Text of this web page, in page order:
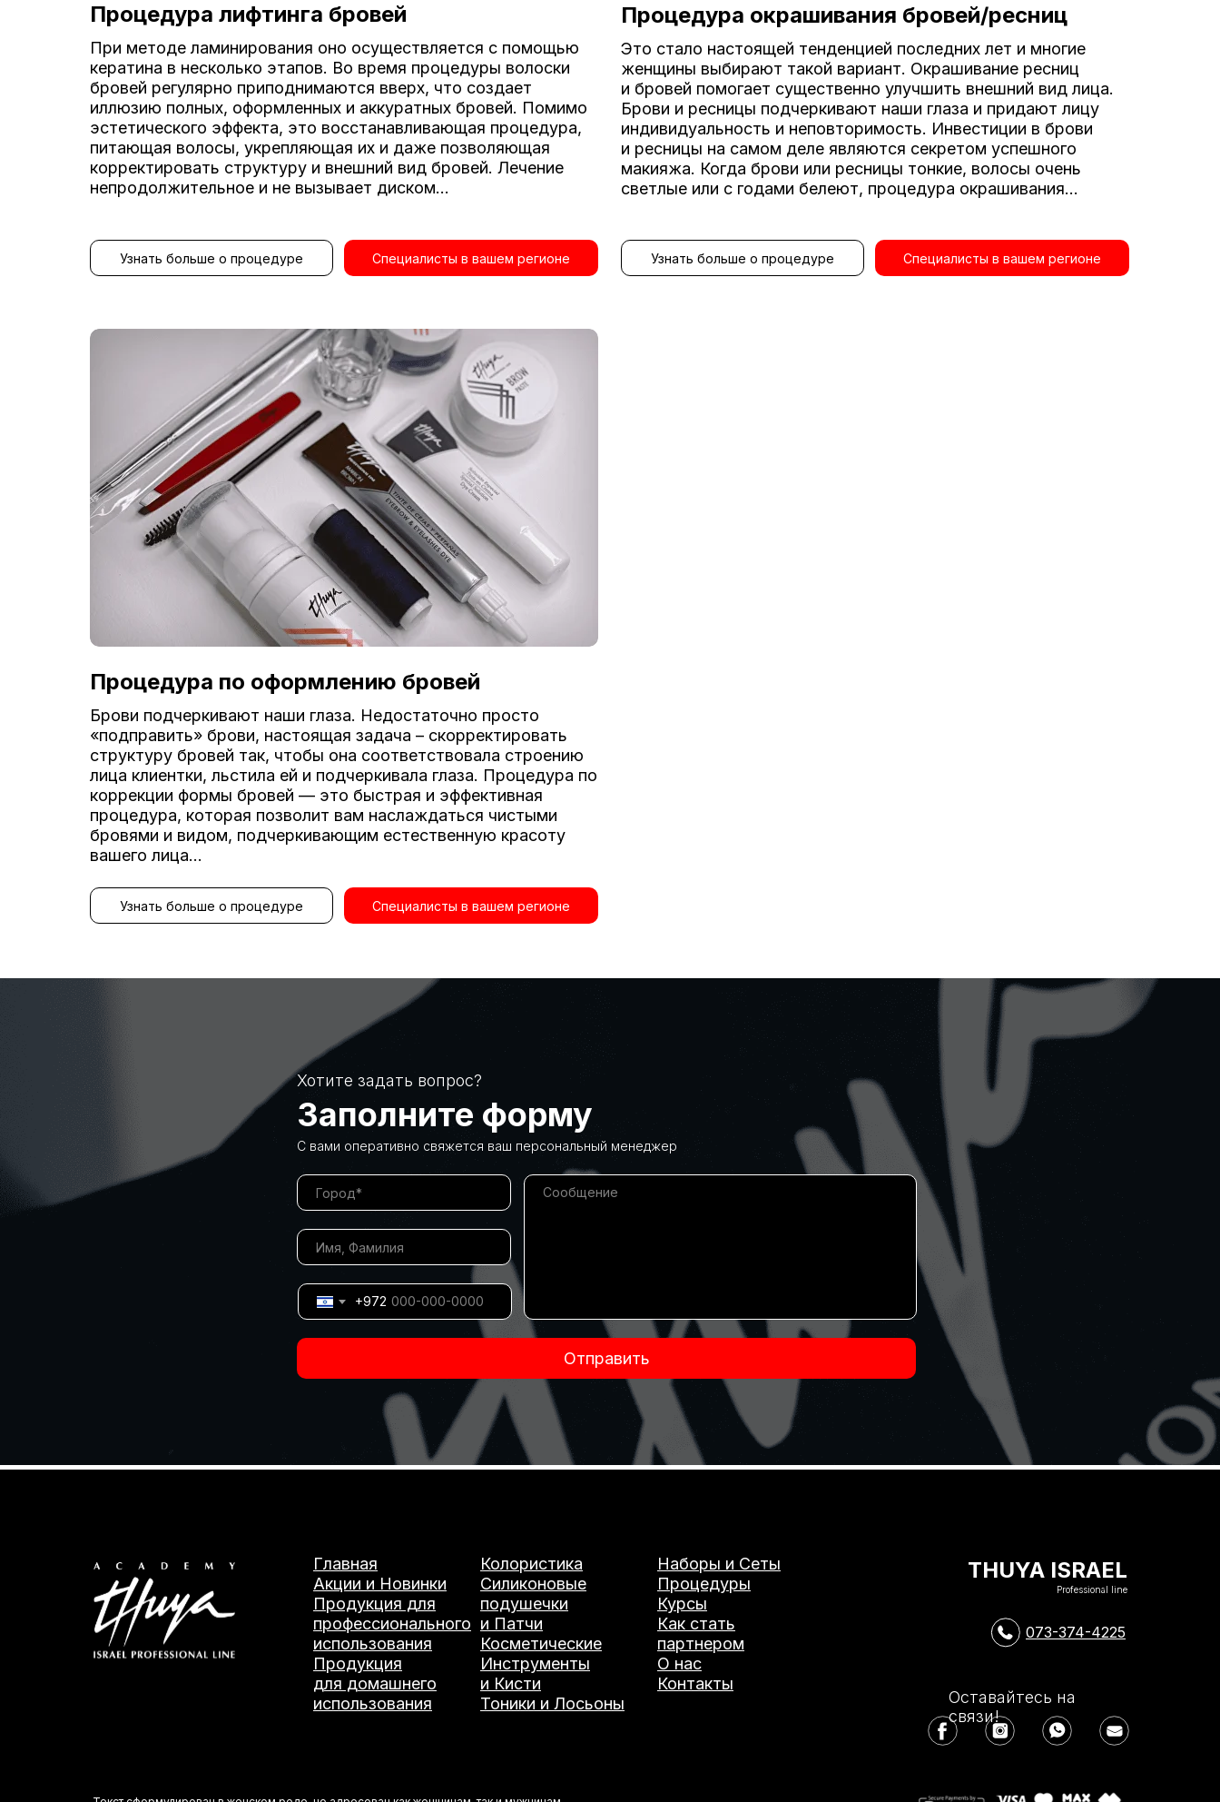
Узнать больше о процедуре Специалисты в вашем регионе
Это стало настоящей тенденцией последних лет и многие
женщины выбирают такой вариант. Окрашивание ресниц
и бровей помогает существенно улучшить внешний вид лица.
Брови и ресницы подчеркивают наши глаза и придают лицу
индивидуальность и неповторимость. Инвестиции в брови
и ресницы на самом деле являются секретом успешного
макияжа. Когда брови или ресницы тонкие, волосы очень
светлые или с годами белеют, процедура окрашивания...
Процедура окрашивания бровей/ресниц
Узнать больше о процедуре Специалисты в вашем регионе
Брови подчеркивают наши глаза. Недостаточно просто
«подправить» брови, настоящая задача – скорректировать
структуру бровей так, чтобы она соответствовала строению
лица клиентки, льстила ей и подчеркивала глаза. Процедура по
коррекции формы бровей — это быстрая и эффективная
процедура, которая позволит вам наслаждаться чистыми
бровями и видом, подчеркивающим естественную красоту
вашего лица...
Процедура по оформлению бровей
Узнать больше о процедуре Специалисты в вашем регионе
При методе ламинирования оно осуществляется с помощью
кератина в несколько этапов. Во время процедуры волоски
бровей регулярно приподнимаются вверх, что создает
иллюзию полных, оформленных и аккуратных бровей. Помимо
эстетического эффекта, это восстанавливающая процедура,
питающая волосы, укрепляющая их и даже позволяющая
корректировать структуру и внешний вид бровей. Лечение
непродолжительное и не вызывает диском...
Процедура лифтинга бровей
Хотите задать вопрос?
Заполните форму
С вами оперативно свяжется ваш персональный менеджер
Отправить
+972
THUYA ISRAEL
Professional line
Оставайтесь на
связи!
073-374-4225
Главная
Акции и Новинки
Продукция для
профессионального
использования
Продукция
для домашнего
использования
Колористика
Силиконовые
подушечки
и Патчи
Косметические
Инструменты
и Кисти
Тоники и Лосьоны
Наборы и Сеты
Процедуры
Курсы
Как стать
партнером
О нас
Контакты